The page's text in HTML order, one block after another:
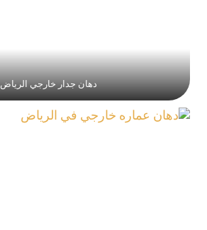
دهان جدار خارجي الرياض